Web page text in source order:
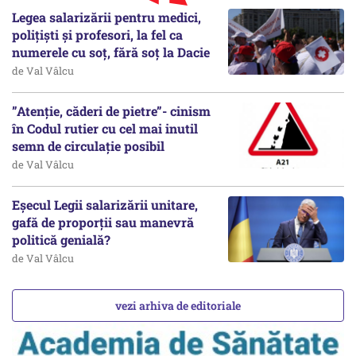
Legea salarizării pentru medici,
polițiști și profesori, la fel ca
numerele cu soț, fără soț la Dacie
de Val Vâlcu
”Atenție, căderi de pietre”- cinism
în Codul rutier cu cel mai inutil
semn de circulație posibil
de Val Vâlcu
Eșecul Legii salarizării unitare,
gafă de proporții sau manevră
politică genială?
de Val Vâlcu
vezi arhiva de editoriale